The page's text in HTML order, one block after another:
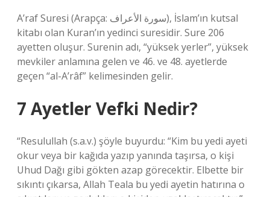
A’raf Suresi (Arapça: سورة الأعراف), İslam’ın kutsal
kitabı olan Kuran’ın yedinci suresidir. Sure 206
ayetten oluşur. Surenin adı, “yüksek yerler”, yüksek
mevkiler anlamına gelen ve 46. ve 48. ayetlerde
geçen “al-A’râf” kelimesinden gelir.
7 Ayetler Vefki Nedir?
“Resulullah (s.a.v.) şöyle buyurdu: “Kim bu yedi ayeti
okur veya bir kağıda yazıp yanında taşırsa, o kişi
Uhud Dağı gibi gökten azap görecektir. Elbette bir
sıkıntı çıkarsa, Allah Teala bu yedi ayetin hatırına o